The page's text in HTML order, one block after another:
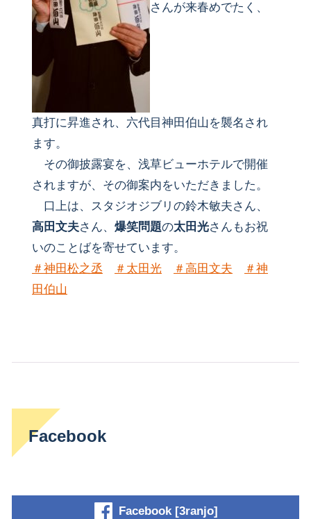
さんが来春めでたく、
真打に昇進され、六代目神田伯山を襲名され
ます。
その御披露宴を、浅草ビューホテルで開催
されますが、その御案内をいただきました。
口上は、スタジオジブリの鈴木敏夫さん、
高田文夫さん、 爆笑問題の太田光さんもお祝
いのことばを寄せています。
＃ 神田松之丞 ＃ 太田光 ＃ 高田文夫 ＃ 神
田伯山
Facebook
Facebook [3ranjo]